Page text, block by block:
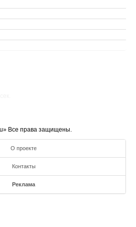
Все права защищены.
О проекте
Контакты
Реклама